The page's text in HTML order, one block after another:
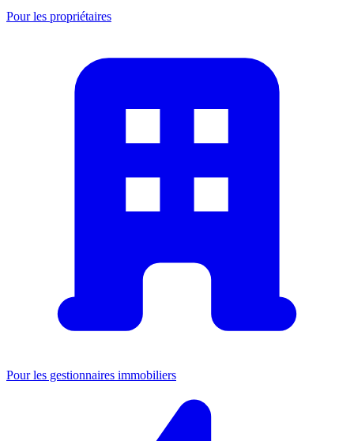
Pour les propriétaires
Pour les gestionnaires immobiliers